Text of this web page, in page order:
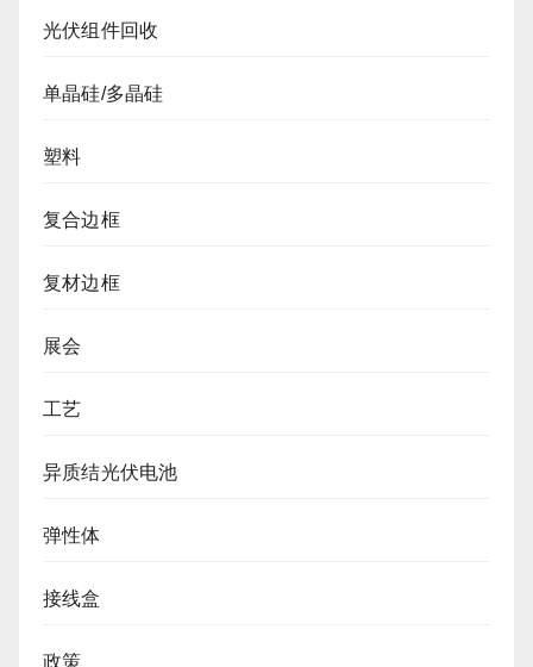
光伏组件回收
单晶硅/多晶硅
塑料
复合边框
复材边框
展会
工艺
异质结光伏电池
弹性体
接线盒
政策